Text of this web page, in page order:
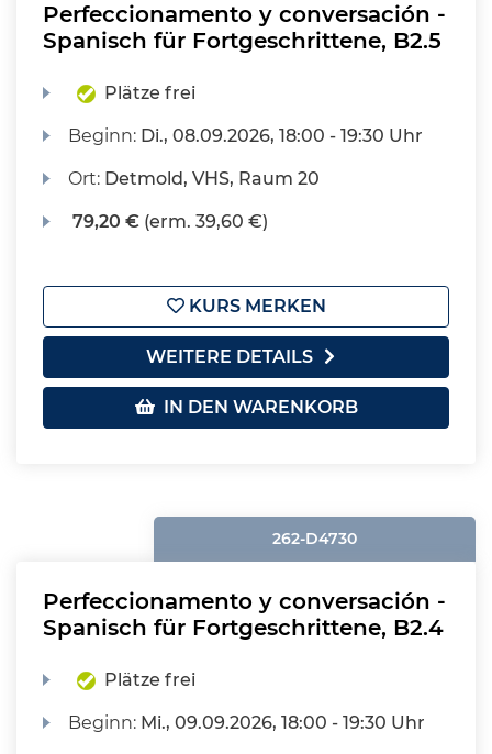
Perfeccionamento y conversación -
Spanisch für Fortgeschrittene, B2.5
Plätze frei
Beginn: Di., 08.09.2026, 18:00 - 19:30 Uhr
Ort: Detmold, VHS, Raum 20
79,20 € (erm. 39,60 €)
KURS MERKEN
WEITERE DETAILS
IN DEN WARENKORB
262-D4730
Perfeccionamento y conversación -
Spanisch für Fortgeschrittene, B2.4
Plätze frei
Beginn: Mi., 09.09.2026, 18:00 - 19:30 Uhr